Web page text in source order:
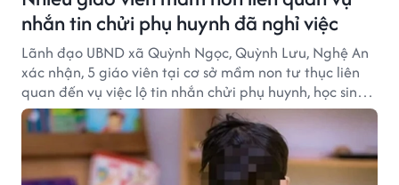
nhắn tin chửi phụ huynh đã nghỉ việc
Lãnh đạo UBND xã Quỳnh Ngọc, Quỳnh Lưu, Nghệ An
xác nhận, 5 giáo viên tại cơ sở mầm non tư thục liên
quan đến vụ việc lộ tin nhắn chửi phụ huynh, học sinh
đã nghỉ việc.